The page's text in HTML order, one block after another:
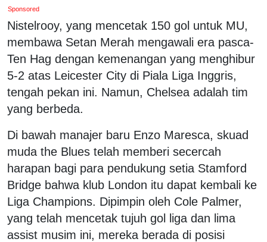
Sponsored
Nistelrooy, yang mencetak 150 gol untuk MU,
membawa Setan Merah mengawali era pasca-
Ten Hag dengan kemenangan yang menghibur
5-2 atas Leicester City di Piala Liga Inggris,
tengah pekan ini. Namun, Chelsea adalah tim
yang berbeda.
Di bawah manajer baru Enzo Maresca, skuad
muda the Blues telah memberi secercah
harapan bagi para pendukung setia Stamford
Bridge bahwa klub London itu dapat kembali ke
Liga Champions. Dipimpin oleh Cole Palmer,
yang telah mencetak tujuh gol liga dan lima
assist musim ini, mereka berada di posisi